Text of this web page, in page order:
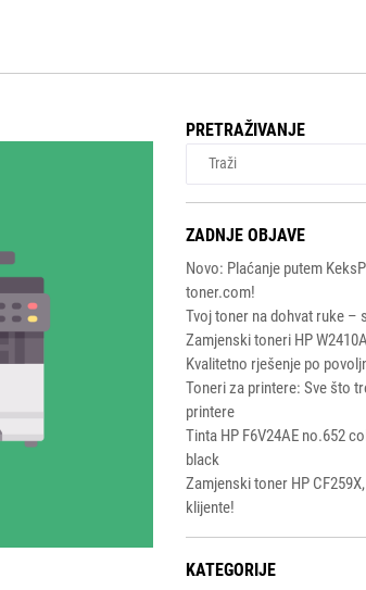
PRETRAŽIVANJE
ZADNJE OBJAVE
Novo: Plaćanje putem
toner.com!
Tvoj toner na dohvat ruke –
Zamjenski toneri HP
Kvalitetno rješenje po
Toneri za printere: Sve što
printere
Tinta HP F6V24AE no.652
black
Zamjenski toner HP
klijente!
KATEGORIJE